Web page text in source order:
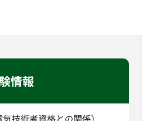
情報
技術者資格との関係）